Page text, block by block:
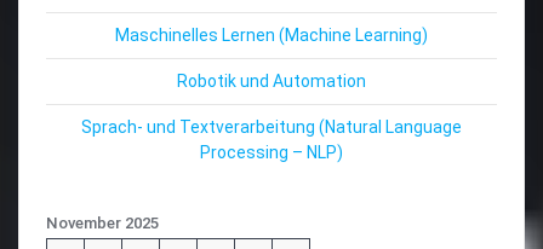
Maschinelles Lernen (Machine Learning)
Robotik und Automation
Sprach- und Textverarbeitung (Natural Language
Processing – NLP)
November 2025